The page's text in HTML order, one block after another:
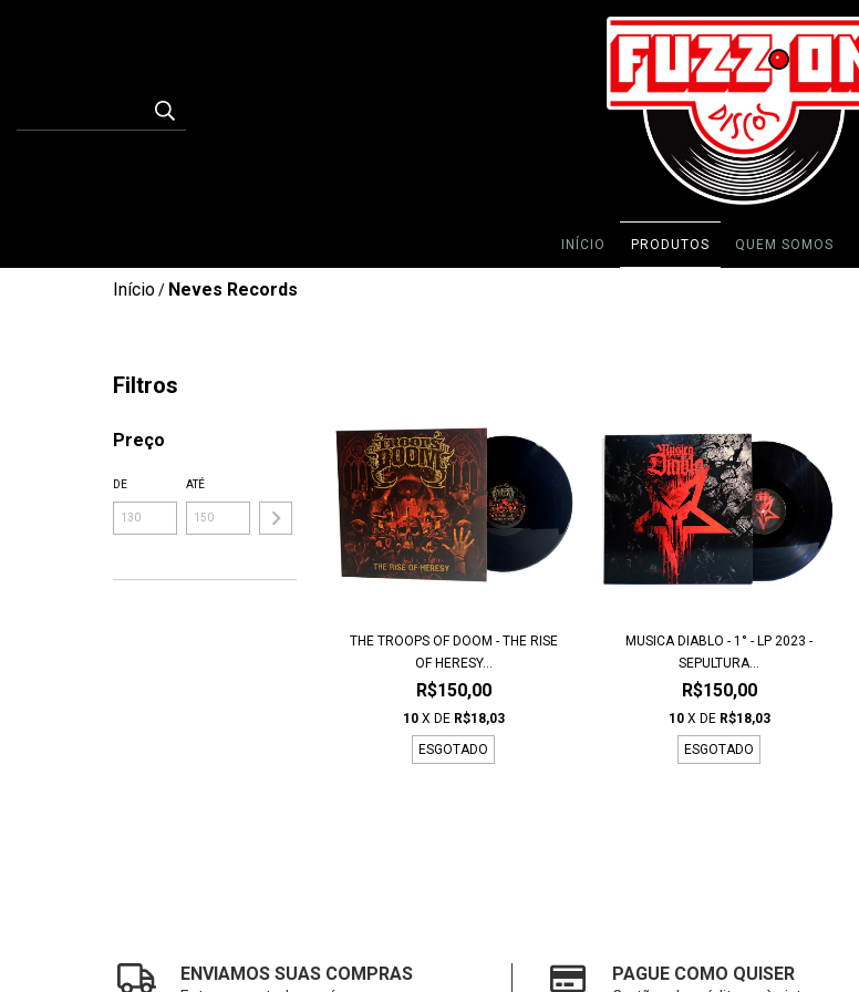
INÍCIO PRODUTOS QUEM SOMOS
Início/ Neves Records
Filtros
Preço
DE ATÉ
THE TROOPS OF DOOM - THE RISE
OF HERESY...
R$150,00
10 X DE R$18,03
ESGOTADO
MUSICA DIABLO - 1° - LP 2023 -
SEPULTURA...
R$150,00
10 X DE R$18,03
ESGOTADO
ENVIAMOS SUAS COMPRAS PAGUE COMO QUISER